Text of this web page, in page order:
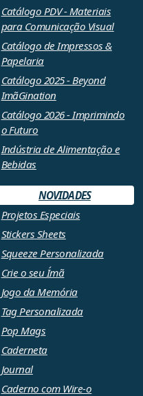
Catálogo PDV - Materiais
para Comunicação Visual
Catálogo de Impressos &
Papelaria
Catálogo 2025 - Beyond
ImãGination
Catálogo 2026 - Imprimindo
o Futuro
Indústria de Alimentação e
Bebidas
NOVIDADES
Projetos Especiais
Stickers Sheets
Squeeze Personalizada
Crie o seu Ímã
Jogo da Memória
Tag Personalizada
Pop Mags
Caderneta
Journal
Caderno com Wire-o